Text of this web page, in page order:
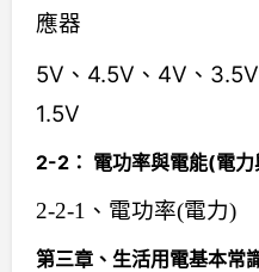
應器
5V、4.5V、4V、
1.5V
2-2： 電功率與電能(電力
2-2-1、電功率(電力)
第三章、生活用電基本常